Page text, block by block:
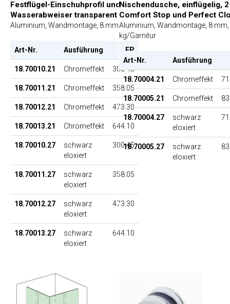
Festflügel-Einschuhprofil und
Wasserabweiser transparent
Aluminium, Wandmontage, 8 mm
Art-Nr. Ausführung EP
18.70010.21 Chromeffekt 300.45
18.70011.21 Chromeffekt 358.05
18.70012.21 Chromeffekt 473.30
18.70013.21 Chromeffekt 644.10
18.70010.27
schwarz
eloxiert
300.45
18.70011.27
schwarz
eloxiert
358.05
18.70012.27
schwarz
eloxiert
473.30
18.70013.27
schwarz
eloxiert
644.10
Nischendusche, einflügelig,
Comfort Stop und Perfect
Aluminium, Wandmontage, 8
kg/Garnitur
Art-Nr. Ausführung
18.70004.21 Chromeffekt
18.70005.21 Chromeffekt
18.70004.27
schwarz
eloxiert
18.70005.27
schwarz
eloxiert